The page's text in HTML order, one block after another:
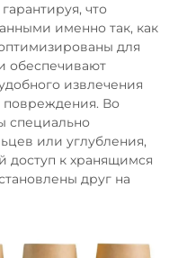
что
именно так, как
для
обеспечивают
извлечения
повреждения. Во
специально
или углубления,
доступ к хранящимся
друг на